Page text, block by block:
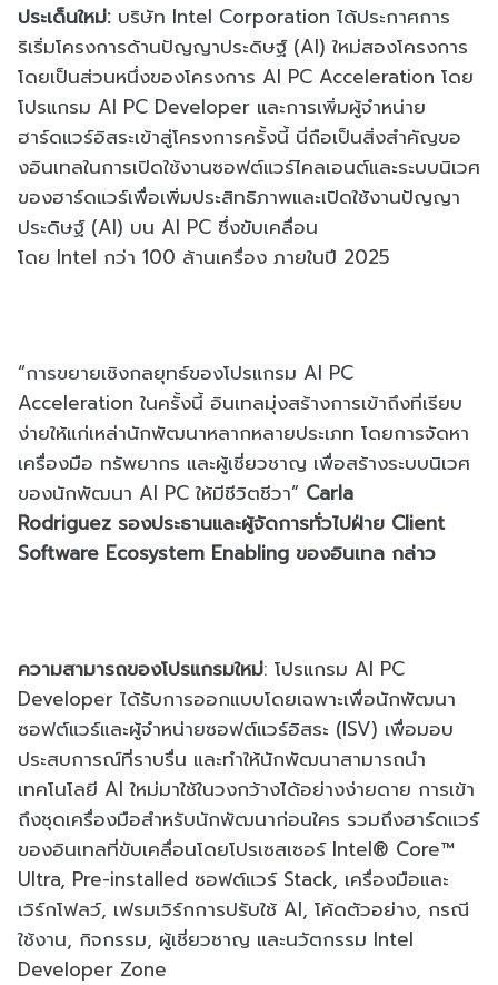
ประเด็นใหม่: บริษัท Intel Corporation ได้ประกาศการ
ริเริ่มโครงการด้านปัญญาประดิษฐ์ (AI)ใหม่สองโครงการ
โดยเป็นส่วนหนึ่งของโครงการ AI PC Acceleration โดย
โปรแกรม AI PC Developer และการเพิ่มผู้จำหน่าย
ฮาร์ดแวร์อิสระเข้าสู่โครงการครั้งนี้ นี่ถือเป็นสิ่งสำคัญขอ
งอินเทลในการเปิดใช้งานซอฟต์แวร์ไคลเอนต์และระบบนิเวศ
ของฮาร์ดแวร์เพื่อเพิ่มประสิทธิภาพและเปิดใช้งานปัญญา
ประดิษฐ์ (AI) บน AI PC ซึ่งขับเคลื่อน
โดย Intel กว่า 100 ล้านเครื่อง ภายในปี 2025
“การขยายเชิงกลยุทธ์ของโปรแกรม AI PC
Accelerationในครั้งนี้ อินเทลมุ่งสร้างการเข้าถึงที่เรียบ
ง่ายให้แก่เหล่านักพัฒนาหลากหลายประเภท โดยการจัดหา
เครื่องมือ ทรัพยากร และผู้เชี่ยวชาญ เพื่อสร้างระบบนิเวศ
ของนักพัฒนา AI PCให้มีชีวิตชีวา” Carla
Rodriguez รองประธานและผู้จัดการทั่วไปฝ่าย Client
Software Ecosystem Enabling ของอินเทล กล่าว
ความสามารถของโปรแกรมใหม่: โปรแกรม AI PC
Developer ได้รับการออกแบบโดยเฉพาะเพื่อนักพัฒนา
ซอฟต์แวร์และผู้จำหน่ายซอฟต์แวร์อิสระ (ISV) เพื่อมอบ
ประสบการณ์ที่ราบรื่น และทำให้นักพัฒนาสามารถนำ
เทคโนโลยี AIใหม่มาใช้ในวงกว้างได้อย่างง่ายดาย การเข้า
ถึงชุดเครื่องมือสำหรับนักพัฒนาก่อนใคร รวมถึงฮาร์ดแวร์
ของอินเทลที่ขับเคลื่อนโดยโปรเซสเซอร์ Intel® Core™
Ultra, Pre-installed ซอฟต์แวร์ Stack, เครื่องมือและ
เวิร์กโฟลว์, เฟรมเวิร์กการปรับใช้ AI, โค้ดตัวอย่าง, กรณี
ใช้งาน, กิจกรรม, ผู้เชี่ยวชาญ และนวัตกรรม Intel
Developer Zone